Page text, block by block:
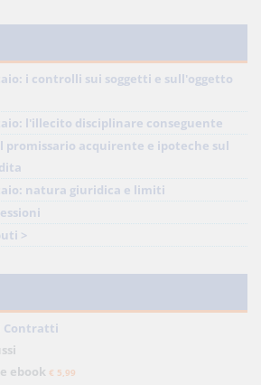
i controlli sui soggetti e sull'oggetto
l'illecito disciplinare conseguente
promissario acquirente e ipoteche sul
natura giuridica e limiti
>
Contratti
ebook € 5,99